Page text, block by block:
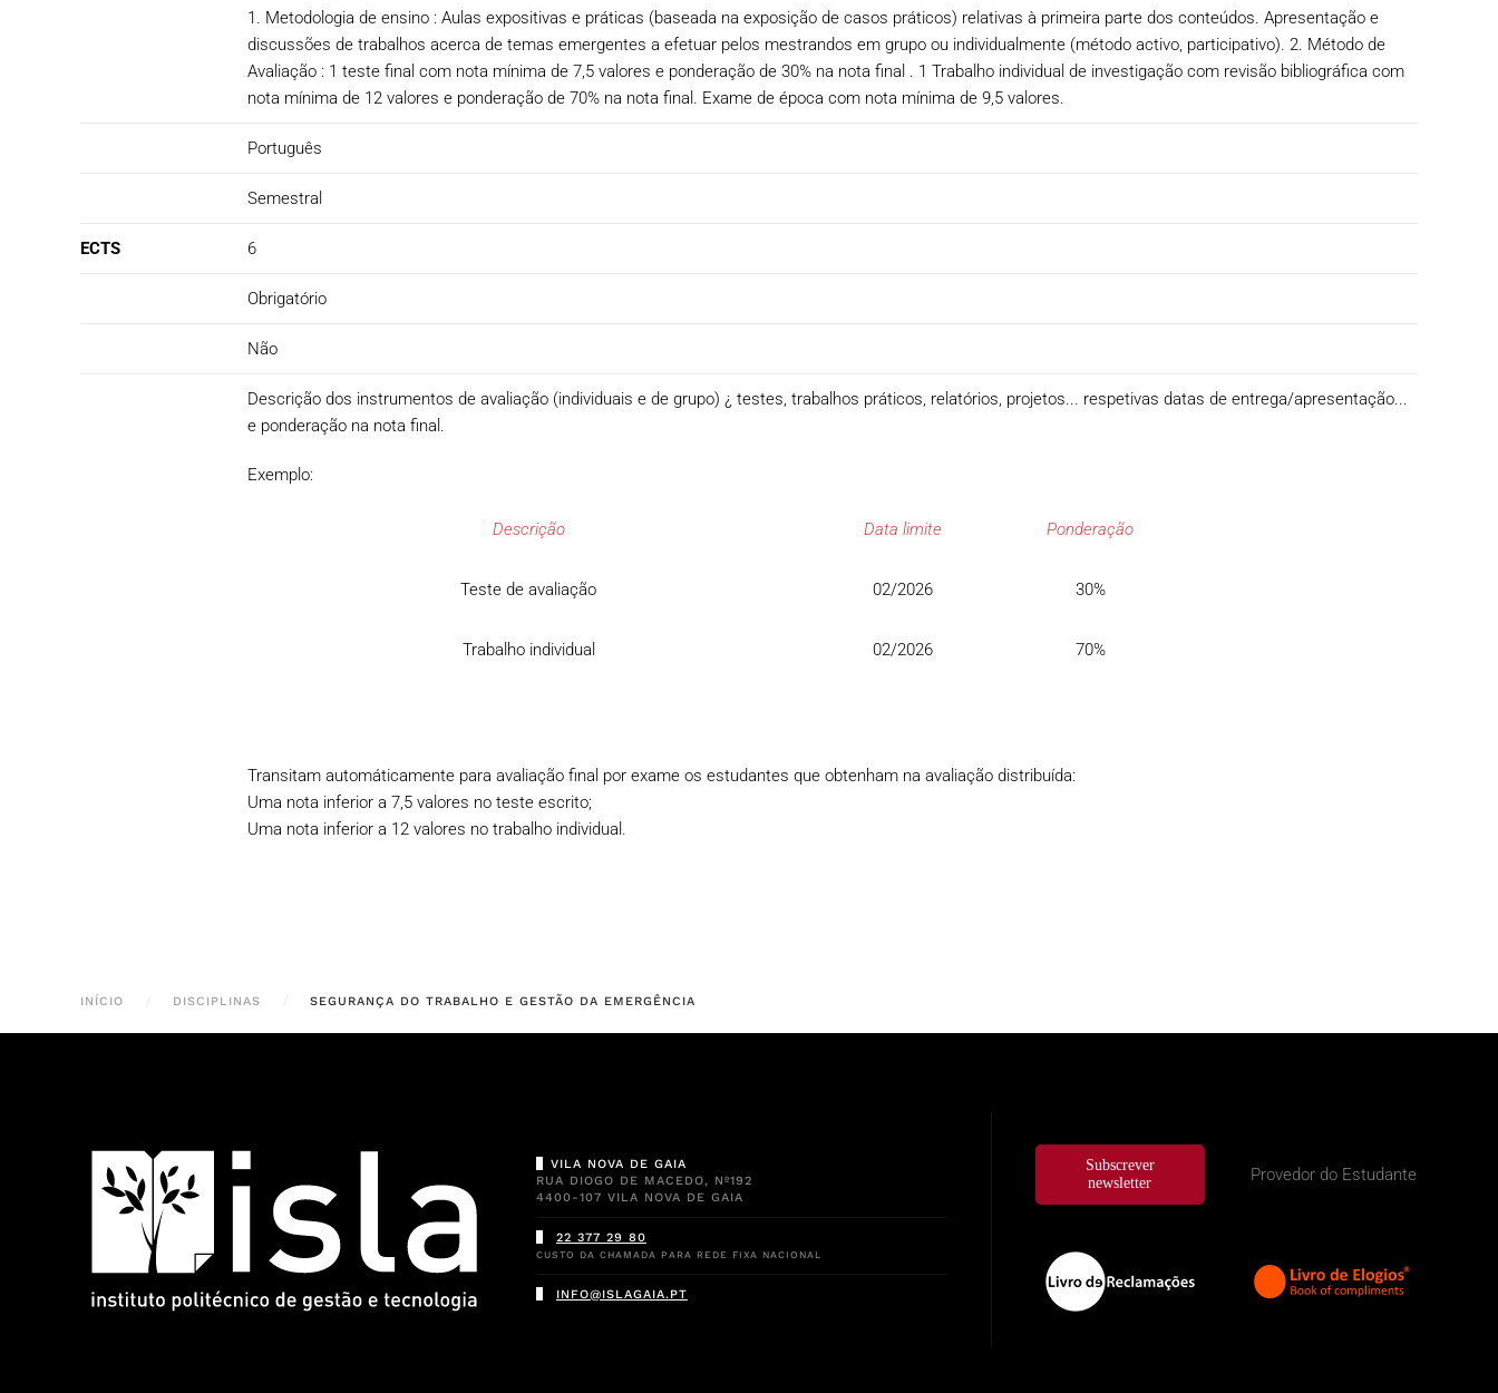
1. Metodologia de ensino : Aulas expositivas e práticas (baseada na exposição de casos práticos) relativas à primeira parte dos conteúdos. Apresentação e
discussões de trabalhos acerca de temas emergentes a efetuar pelos mestrandos em grupo ou individualmente (método activo, participativo). 2. Método de
Avaliação : 1 teste final com nota mínima de 7,5 valores e ponderação de 30% na nota final . 1 Trabalho individual de investigação com revisão bibliográfica com
nota mínima de 12 valores e ponderação de 70% na nota final. Exame de época com nota mínima de 9,5 valores.
Português
Semestral
ECTS 6
Obrigatório
Não
Descrição dos instrumentos de avaliação (individuais e de grupo) ¿ testes, trabalhos práticos, relatórios, projetos... respetivas datas de entrega/apresentação...
e ponderação na nota final.
Exemplo:
Descrição Data limite Ponderação
Teste de avaliação 02/2026 30%
Trabalho individual 02/2026 70%
Transitam automáticamente para avaliação final por exame os estudantes que obtenham na avaliação distribuída:
Uma nota inferior a 7,5 valores no teste escrito;
Uma nota inferior a 12 valores no trabalho individual.
INÍCIO DISCIPLINAS SEGURANÇA DO TRABALHO E GESTÃO DA EMERGÊNCIA
VILA NOVA DE GAIA
RUA DIOGO DE MACEDO, Nº192
4400-107 VILA NOVA DE GAIA
22 377 29 80
CUSTO DA CHAMADA PARA REDE FIXA NACIONAL
INFO@ISLAGAIA.PT
Subscrever
newsletter
Provedor do Estudante